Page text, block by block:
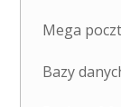
Mega
Bazy